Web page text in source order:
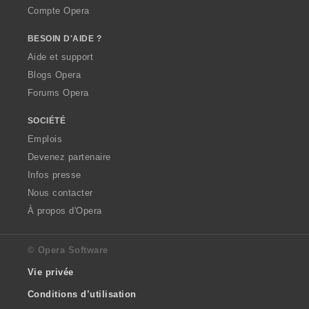
Compte Opera
BESOIN D'AIDE ?
Aide et support
Blogs Opera
Forums Opera
SOCIÉTÉ
Emplois
Devenez partenaire
Infos presse
Nous contacter
À propos d'Opera
© Opera Software
Vie privée
Conditions d’utilisation